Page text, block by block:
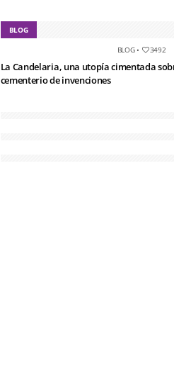
BLOG
BLOG• 3492
La Candelaria, una utopía cimentada
cementerio de invenciones